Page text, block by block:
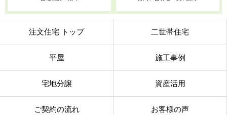
注文住宅 トップ 二世帯住宅
平屋 施工事例
宅地分譲 資産活用
ご契約の流れ お客様の声